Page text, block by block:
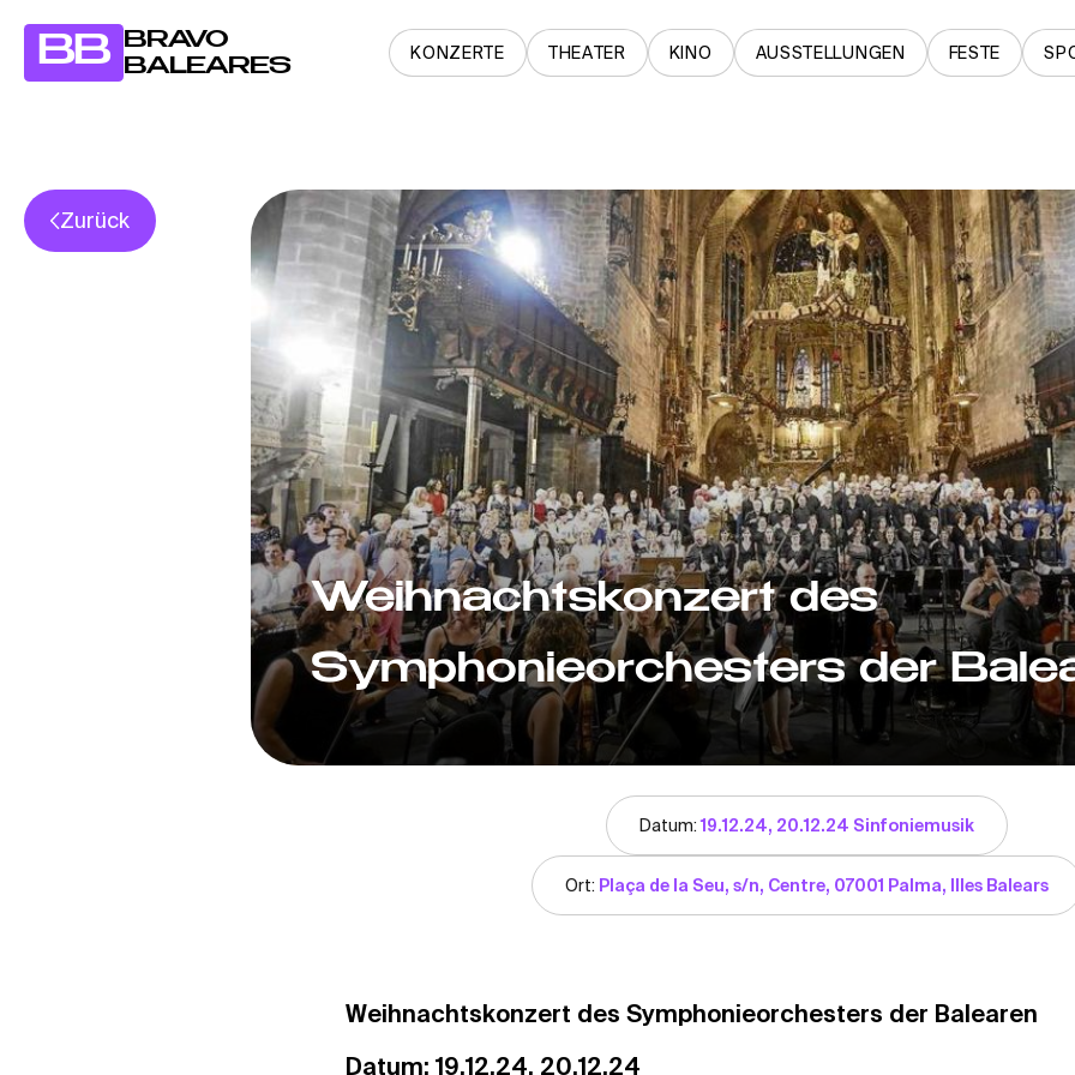
BB
BRAVO
BALEARES
KONZERTE THEATER KINO AUSSTELLUNGEN FESTE
Zurück
Weihnachtskonzert des
Symphonieorchesters der
Datum:19.12.24, 20.12.24 Sinfoniemusik
Ort: Plaça de la Seu, s/n, Centre, 07001 Palma, Illes Balears
Weihnachtskonzert des Symphonieorchesters der Balearen
Datum: 19.12.24, 20.12.24